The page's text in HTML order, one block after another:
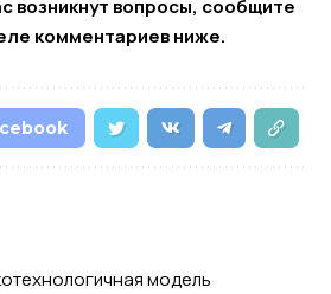
возникнут вопросы, сообщите
комментариев ниже.
модель